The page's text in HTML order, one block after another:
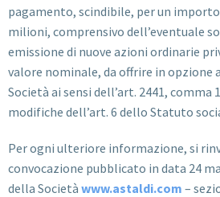
pagamento, scindibile, per un
milioni, comprensivo dell’eventuale
emissione di nuove azioni ordinarie
valore nominale, da offrire in opzione
Società ai sensi dell’art. 2441, comma
modifiche dell’art. 6 dello Statuto
Per ogni ulteriore informazione, si
convocazione pubblicato in data 24
della Società www.astaldi.com –